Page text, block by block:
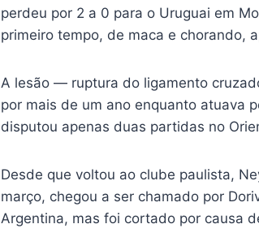
perdeu por 2 a 0 para o Uruguai em
primeiro tempo, de maca e chorando,
A lesão — ruptura do ligamento
por mais de um ano enquanto atuava
disputou apenas duas partidas no
Desde que voltou ao clube paulista,
março, chegou a ser chamado por
Argentina, mas foi cortado por causa